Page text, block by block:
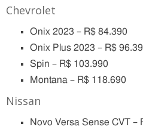
Chevrolet
Onix 2023 – R$ 84.390
Onix Plus 2023 – R$
Spin – R$ 103.990
Montana – R$ 118.690
Nissan
Novo Versa Sense CVT –